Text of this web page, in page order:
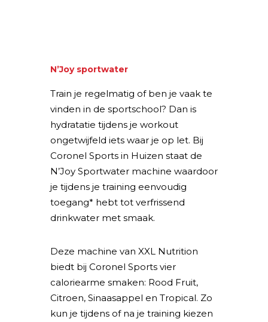
N’Joy sportwater
Train je regelmatig of ben je vaak te
vinden in de sportschool? Dan is
hydratatie tijdens je workout
ongetwijfeld iets waar je op let. Bij
Coronel Sports in Huizen staat de
N’Joy Sportwater machine waardoor
je tijdens je training eenvoudig
toegang* hebt tot verfrissend
drinkwater met smaak.
Deze machine van XXL Nutrition
biedt bij Coronel Sports vier
caloriearme smaken: Rood Fruit,
Citroen, Sinaasappel en Tropical. Zo
kun je tijdens of na je training kiezen